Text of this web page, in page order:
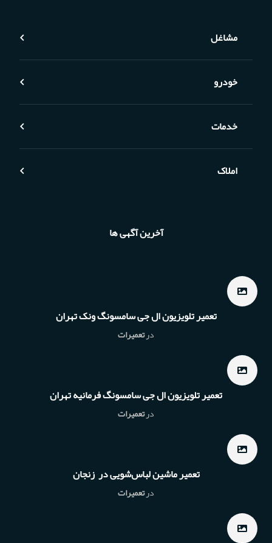
مشاغل
خودرو
خدمات
املاک
آخرین آگهی ها
تعمیر تلویزیون ال جی سامسونگ ونک تهران
درتعمیرات
تعمیر تلویزیون ال جی سامسونگ فرمانیه تهران
درتعمیرات
تعمیر ماشین لباس‌شویی در زنجان
درتعمیرات